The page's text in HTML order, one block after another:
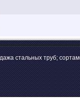
стальных труб;